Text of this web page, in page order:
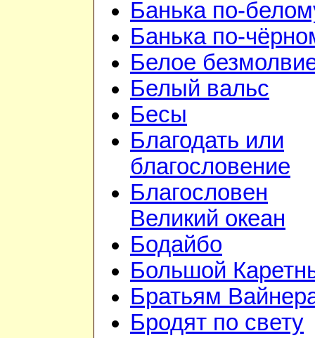
Банька по-
Банька по-
Белое
Белый вальс
Бесы
Благодать или
благословение
Благословен
Великий океан
Бодайбо
Большой
Братьям
Бродят по свету